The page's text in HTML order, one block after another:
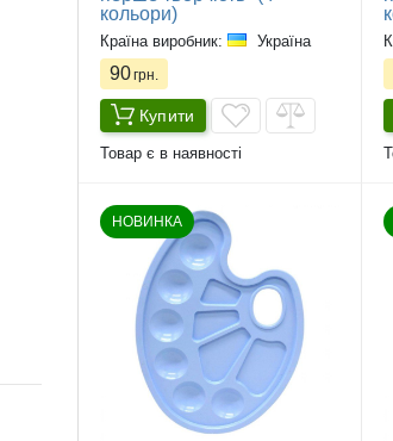
кольори)
Країна виробник: Україна
90грн.
Купити
Товар є в наявності
НОВИНКА